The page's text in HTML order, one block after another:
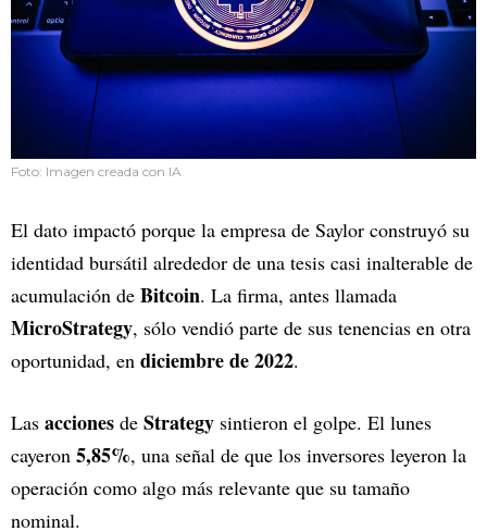
Foto: Imagen creada con IA
El dato impactó porque la empresa de Saylor construyó su
identidad bursátil alrededor de una tesis casi inalterable de
acumulación de Bitcoin. La firma, antes llamada
MicroStrategy, sólo vendió parte de sus tenencias en otra
oportunidad, en diciembre de 2022.
Las acciones de Strategy sintieron el golpe. El lunes
cayeron 5,85%, una señal de que los inversores leyeron la
operación como algo más relevante que su tamaño
nominal.